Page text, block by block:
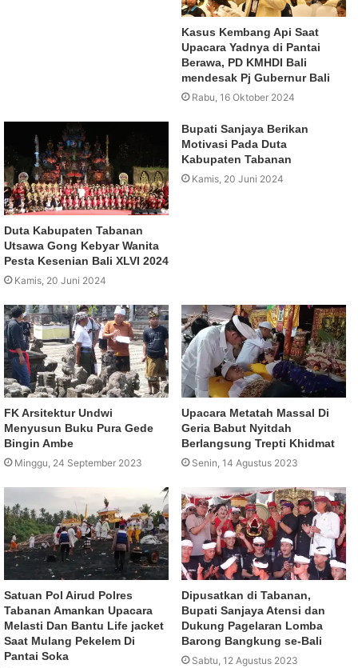
Kasus Kembang Api Saat
Upacara Yadnya di Pantai
Berawa, PD KMHDI Bali
mendesak Pj Gubernur Bali
Rabu, 16 Oktober 2024
Duta Kabupaten Tabanan
Utsawa Gong Kebyar Wanita
Pesta Kesenian Bali XLVI 2024
Kamis, 20 Juni 2024
Bupati Sanjaya Berikan
Motivasi Pada Duta
Kabupaten Tabanan
Kamis, 20 Juni 2024
FK Arsitektur Undwi
Menyusun Buku Pura Gede
Bingin Ambe
Minggu, 24 September 2023
Upacara Metatah Massal Di
Geria Babut Nyitdah
Berlangsung Trepti Khidmat
Senin, 14 Agustus 2023
Satuan Pol Airud Polres
Tabanan Amankan Upacara
Melasti Dan Bantu Life jacket
Saat Mulang Pekelem Di
Pantai Soka
Dipusatkan di Tabanan,
Bupati Sanjaya Atensi dan
Dukung Pagelaran Lomba
Barong Bangkung se-Bali
Sabtu, 12 Agustus 2023